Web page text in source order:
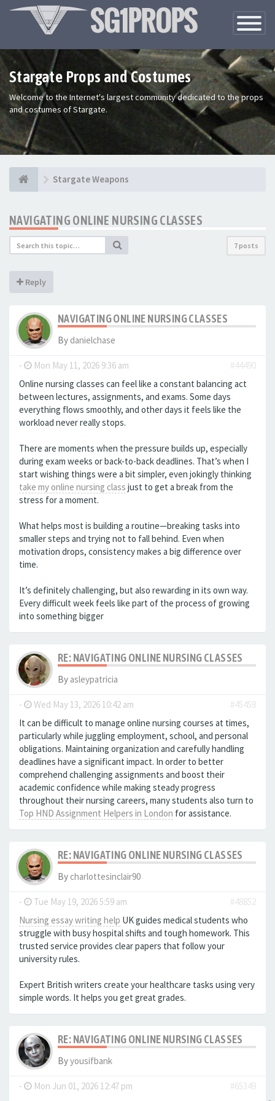
Toggle
Stargate Props and Costumes
Welcome to the Internet's largest community dedicated to the props
and costumes of Stargate.
Stargate Weapons
NAVIGATING ONLINE NURSING CLASSES
7 posts
Reply
NAVIGATING ONLINE NURSING CLASSES
By danielchase
- Mon May 11, 2026 9:36 am
#44490
Online nursing classes can feel like a constant balancing act
between lectures, assignments, and exams. Some days
everything flows smoothly, and other days it feels like the
workload never really stops.
There are moments when the pressure builds up, especially
during exam weeks or back-to-back deadlines. That’s when I
start wishing things were a bit simpler, even jokingly thinking
take my online nursing class just to get a break from the
stress for a moment.
What helps most is building a routine—breaking tasks into
smaller steps and trying not to fall behind. Even when
motivation drops, consistency makes a big difference over
time.
It’s definitely challenging, but also rewarding in its own way.
Every difficult week feels like part of the process of growing
into something bigger
RE: NAVIGATING ONLINE NURSING CLASSES
By asleypatricia
- Wed May 13, 2026 10:42 am
#45458
It can be difficult to manage online nursing courses at times,
particularly while juggling employment, school, and personal
obligations. Maintaining organization and carefully handling
deadlines have a significant impact. In order to better
comprehend challenging assignments and boost their
academic confidence while making steady progress
throughout their nursing careers, many students also turn to
Top HND Assignment Helpers in London for assistance.
RE: NAVIGATING ONLINE NURSING CLASSES
By charlottesinclair90
- Tue May 19, 2026 5:59 am
#48852
Nursing essay writing help UK guides medical students who
struggle with busy hospital shifts and tough homework. This
trusted service provides clear papers that follow your
university rules.
Expert British writers create your healthcare tasks using very
simple words. It helps you get great grades.
RE: NAVIGATING ONLINE NURSING CLASSES
Byyousifbank
- Mon Jun 01, 2026 12:47 pm
#65349